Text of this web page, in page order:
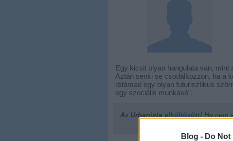
Blog - Do
Egy kicsit olyan hangulata van, mint
Aztán senki se csodálkozzon, ha a
rátámad egy olyan futurisztikus
egy szociális munkásé".
Az Urbanista elköltözött! Ha nem